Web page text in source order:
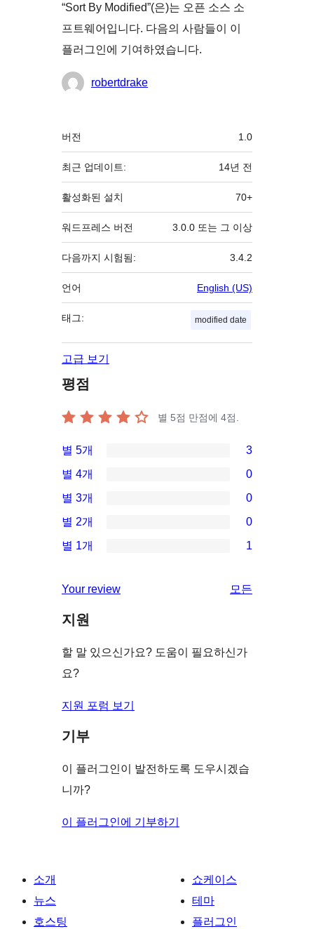
“Sort By Modified”(은)는 오픈 소스 소
프트웨어입니다. 다음의 사람들이 이
플러그인에 기여하였습니다.
기
robertdrake
기
초
버전 1.0
최근 업데이트: 14년 전
활성화된 설치 70+
워드프레스 버전 3.0.0 또는 그 이상
다음까지 시험됨: 3.4.2
언어 English (US)
태그: modified date
고급 보기
평점
별 5점 만점에 4점.
별
점
후
기
별 5개 3
별
점
후
별 4개 0
별
점
기
별 3개 0
별
후
기
별 2개 0
점
후
별 1개 1
Your review 모든
지원
할 말 있으신가요? 도움이 필요하신가
요?
지원 포럼 보기
기부
이 플러그인이 발전하도록 도우시겠습
니까?
이 플러그인에 기부하기
소개
뉴스
호스팅
쇼케이스
테마
플러그인